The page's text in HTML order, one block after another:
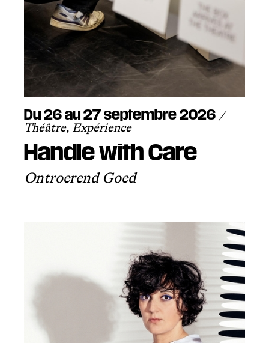
Du 26 au 27 septembre 2026 /
Théâtre, Expérience
Handle with Care
Ontroerend Goed